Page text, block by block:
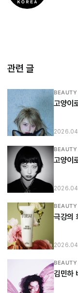
관련 글
고양이
고양이
극강의
김민하